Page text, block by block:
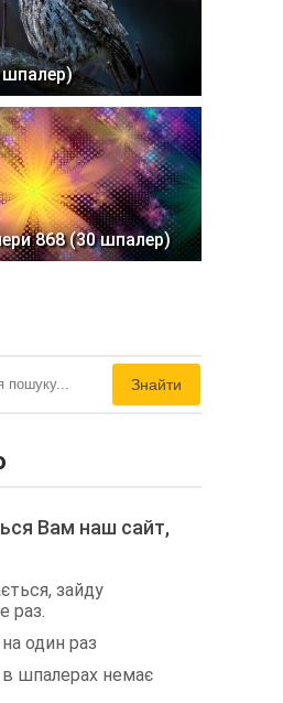
шпалер)
868 (30 шпалер)
Знайти
Вам наш сайт,
зайду
раз.
один раз
в шпалерах немає